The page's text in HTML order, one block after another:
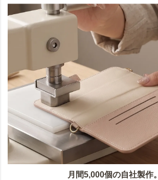
月間5,000個の自社製作。